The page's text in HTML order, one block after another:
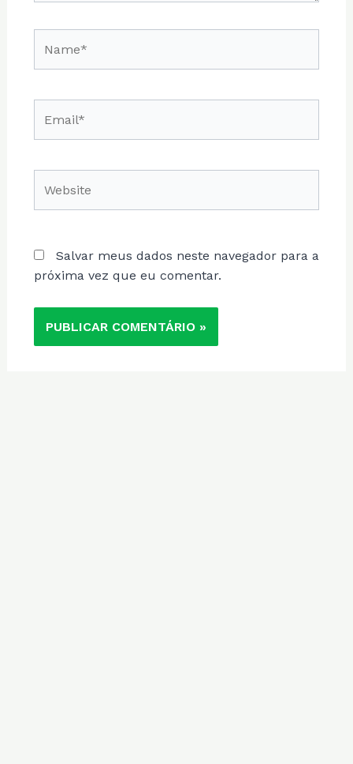
Salvar meus dados neste navegador para a
próxima vez que eu comentar.